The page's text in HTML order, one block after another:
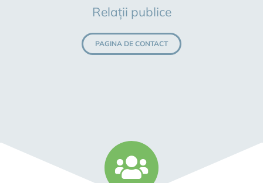
Relații publice
PAGINA DE CONTACT